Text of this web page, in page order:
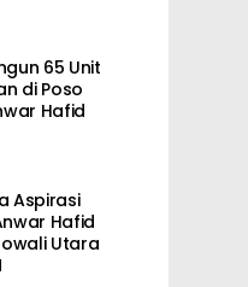
65 Unit
di Poso
Hafid
Aspirasi
Hafid
Utara